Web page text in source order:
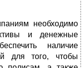
необходимо
и денежные
наличие
для того, чтобы